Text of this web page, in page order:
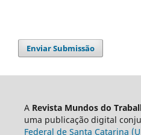
Enviar Submissão
A Revista Mundos do
uma publicação digital
Federal de Santa Catarina